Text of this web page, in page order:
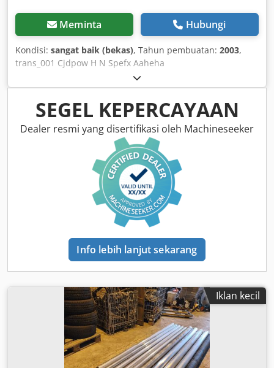
Meminta Hubungi
Kondisi: sangat baik (bekas), Tahun pembuatan: 2003,
trans_001 Cjdpow H N Spefx Aaheha
SEGEL KEPERCAYAAN
Dealer resmi yang disertifikasi oleh Machineseeker
Info lebih lanjut sekarang
Iklan kecil